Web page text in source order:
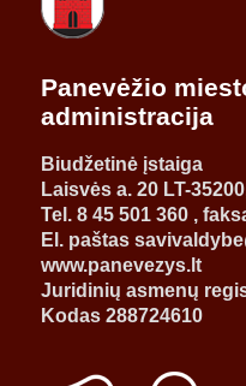
Panevėžio
administracija
Biudžetinė įstaiga
Laisvės a. 20 LT-
Tel. 8 45 501 360 ,
El. paštas
www.panevezys.lt
Juridinių asmenų
Kodas 288724610